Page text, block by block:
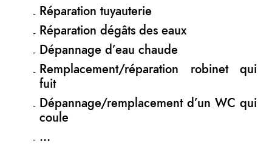
Réparation tuyauterie
Réparation dégâts des eaux
Dépannage d’eau chaude
Remplacement/réparation robinet qui
fuit
Dépannage/remplacement d’un WC qui
coule
…